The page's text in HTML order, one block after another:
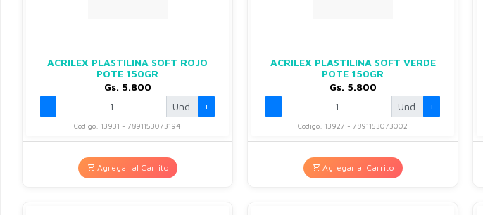
ACRILEX PLASTILINA SOFT ROJO
POTE 150GR
Gs. 5.800
-
Und. +
Codigo: 13931 - 7891153073194
Agregar al Carrito
ACRILEX PLASTILINA SOFT VERDE
POTE 150GR
Gs. 5.800
-
Und. +
Codigo: 13927 - 7891153073002
Agregar al Carrito